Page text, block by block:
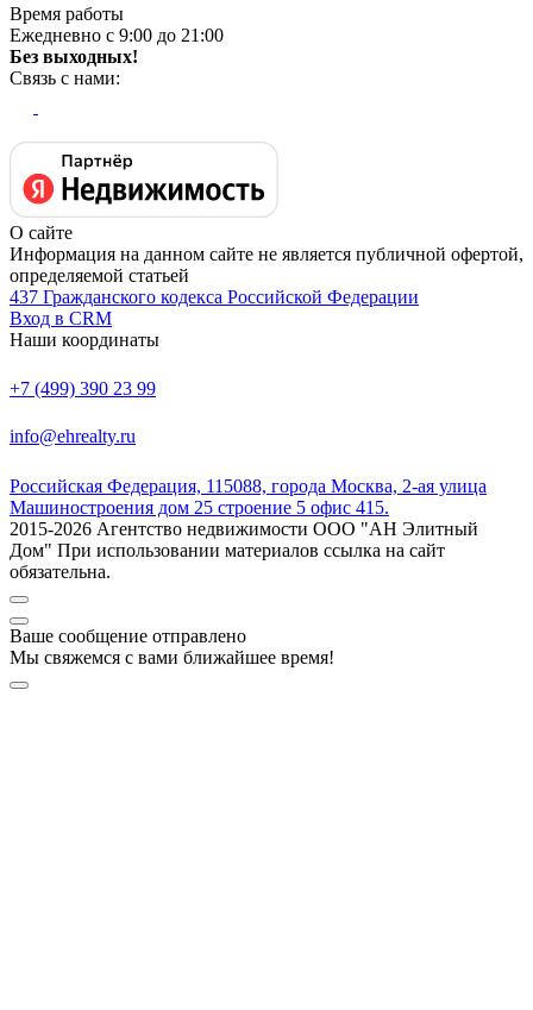
Время работы
Ежедневно с 9:00 до 21:00
Без выходных!
Связь с нами:
О сайте
Информация на данном сайте не является публичной офертой,
определяемой статьей
437 Гражданского кодекса Российской Федерации
Вход в CRM
Наши координаты
+7 (499) 390 23 99
info@ehrealty.ru
Российская Федерация, 115088, города Москва, 2-ая улица
Машиностроения дом 25 строение 5 офис 415.
2015-2026 Агентство недвижимости ООО "АН Элитный
Дом" При использовании материалов ссылка на сайт
обязательна.
Ваше сообщение отправлено
Мы свяжемся с вами ближайшее время!